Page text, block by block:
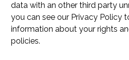
data with an other third party
you can see our Privacy Policy
information about your rights
policies.